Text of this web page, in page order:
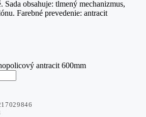
Sada obsahuje: tlmený mechanizmus,
Farebné prevedenie: antracit
antracit 600mm